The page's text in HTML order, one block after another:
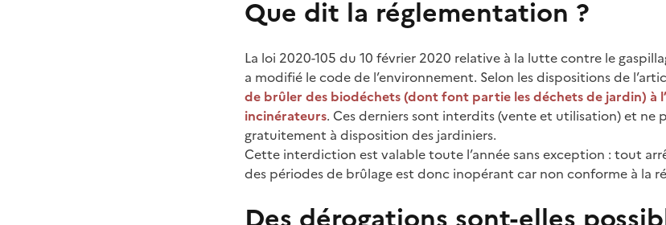
Que dit la réglementation ?
La loi 2020-105 du 10 février 2020 relative à la lutte contre le
a modifié le code de l’environnement. Selon les dispositions de
de brûler des biodéchets (dont font partie les déchets de jardin) à
incinérateurs. Ces derniers sont interdits (vente et utilisation) et ne
gratuitement à disposition des jardiniers.
Cette interdiction est valable toute l’année sans exception : tout
des périodes de brûlage est donc inopérant car non conforme à la